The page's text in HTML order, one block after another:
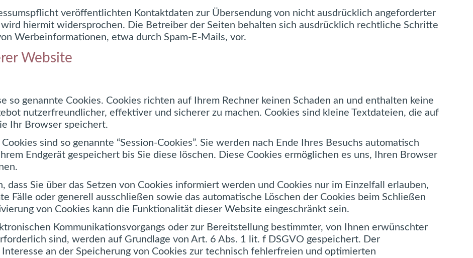
veröffentlichten Kontaktdaten zur Übersendung von nicht ausdrücklich angeforderter
hiermit widersprochen. Die Betreiber der Seiten behalten sich ausdrücklich rechtliche Schritte
Werbeinformationen, etwa durch Spam-E-Mails, vor.
Website
genannte Cookies. Cookies richten auf Ihrem Rechner keinen Schaden an und enthalten keine
nutzerfreundlicher, effektiver und sicherer zu machen. Cookies sind kleine Textdateien, die auf
Ihr Browser speichert.
sind so genannte “Session-Cookies”. Sie werden nach Ende Ihres Besuchs automatisch
Endgerät gespeichert bis Sie diese löschen. Diese Cookies ermöglichen es uns, Ihren Browser
dass Sie über das Setzen von Cookies informiert werden und Cookies nur im Einzelfall erlauben,
Fälle oder generell ausschließen sowie das automatische Löschen der Cookies beim Schließen
von Cookies kann die Funktionalität dieser Website eingeschränkt sein.
Kommunikationsvorgangs oder zur Bereitstellung bestimmter, von Ihnen erwünschter
sind, werden auf Grundlage von Art. 6 Abs. 1 lit. f DSGVO gespeichert. Der
an der Speicherung von Cookies zur technisch fehlerfreien und optimierten